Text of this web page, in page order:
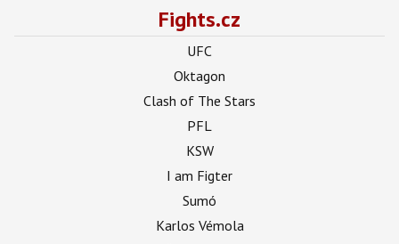
Fights.cz
UFC
Oktagon
Clash of The Stars
PFL
KSW
I am Figter
Sumó
Karlos Vémola